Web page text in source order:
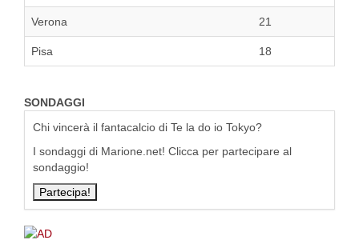
Verona 21
Pisa 18
SONDAGGI
Chi vincerà il fantacalcio di Te la do io Tokyo?
I sondaggi di Marione.net! Clicca per partecipare al
sondaggio!